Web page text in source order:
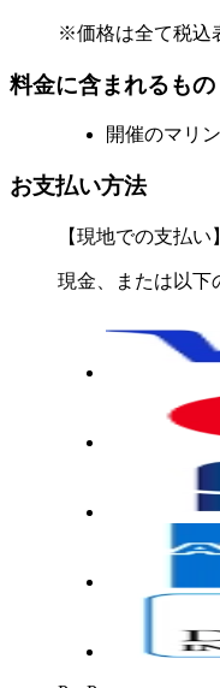
※価格は全て税込
料金に含まれるもの
開催のマリ
お支払い方法
【現地での支払い】
現金、または以下